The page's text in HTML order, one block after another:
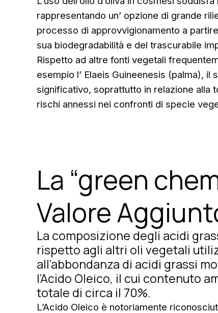
rappresentando un’ opzione di grande
processo di approvvigionamento a
sua biodegradabilità e del trascurabile
Rispetto ad altre fonti vegetali
esempio l’ Elaeis Guineenesis (palma),
significativo, soprattutto in relazione alla
rischi annessi nei confronti di specie
La “green
Valore
La composizione degli acidi
rispetto agli altri oli vegetali
all’abbondanza di acidi grassi
l’Acido Oleico, il cui contenuto
totale di circa il 70%.
L’Acido Oleico è notoriamente